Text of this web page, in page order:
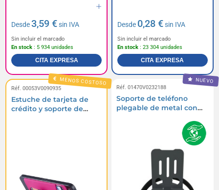
Desde3,59 €sin IVA
Sin incluir el marcado
En stock : 5 934 unidades
CITA EXPRESA
Desde 0,28 €sin IVA
Sin incluir el marcado
En stock : 23 304 unidades
CITA EXPRESA
MENOS COSTOSO
Réf. 00053V0090935
Estuche de tarjeta de
crédito y soporte de
NUEVO
Réf. 01470V0232188
Soporte de teléfono
plegable de metal con